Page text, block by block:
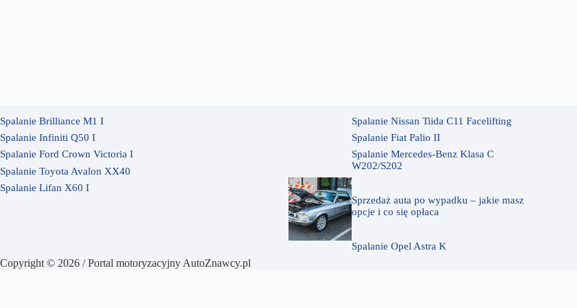
Spalanie Brilliance M1 I
Spalanie Infiniti Q50 I
Spalanie Ford Crown Victoria I
Spalanie Toyota Avalon XX40
Spalanie Lifan X60 I
Spalanie Nissan Tiida C11 Facelifting
Spalanie Fiat Palio II
Spalanie Mercedes-Benz Klasa C
W202/S202
Sprzedaż auta po wypadku – jakie masz
opcje i co się opłaca
Spalanie Opel Astra K
Copyright © 2026 / Portal motoryzacyjny AutoZnawcy.pl